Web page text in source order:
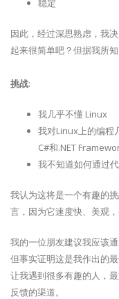
稳定
因此，经过深思熟虑，我
起来很简单吧？但据我所
挑战:
我几乎不懂 Linux
我对Linux上的编程
C#和.NET
我不知道如何通过
我认为这将是一个有趣的
言，因为它速度快、美观
我的一位朋友建议我应该
但事实证明这是我作出的
让我遇到很多有趣的人，
反馈的渠道。